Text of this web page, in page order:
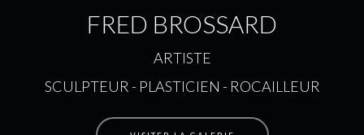
FRED BROSSARD
ARTISTE
SCULPTEUR - PLASTICIEN - ROCAILLEUR